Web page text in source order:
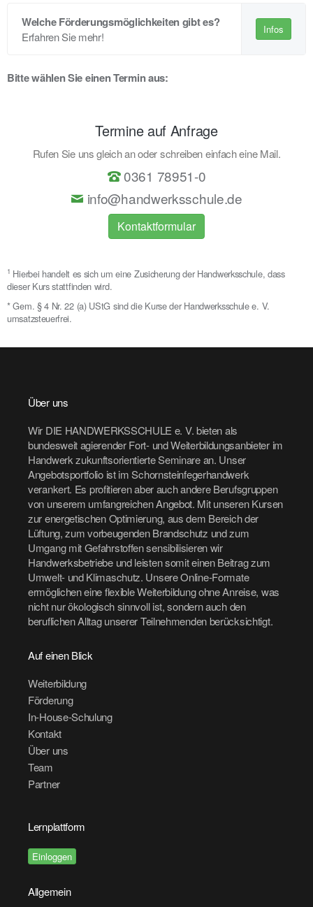
Welche Förderungsmöglichkeiten gibt es?
Erfahren Sie mehr!
Infos
Bitte wählen Sie einen Termin aus:
Termine auf Anfrage
Rufen Sie uns gleich an oder schreiben einfach eine Mail.
0361 78951-0
info@handwerksschule.de
Kontaktformular
1 Hierbei handelt es sich um eine Zusicherung der Handwerksschule, dass
dieser Kurs stattfinden wird.
* Gem. § 4 Nr. 22 (a) UStG sind die Kurse der Handwerksschule e. V.
umsatzsteuerfrei.
Über uns
Wir DIE HANDWERKSSCHULE e. V. bieten als
bundesweit agierender Fort- und Weiterbildungsanbieter im
Handwerk zukunftsorientierte Seminare an. Unser
Angebotsportfolio ist im Schornsteinfegerhandwerk
verankert. Es profitieren aber auch andere Berufsgruppen
von unserem umfangreichen Angebot. Mit unseren Kursen
zur energetischen Optimierung, aus dem Bereich der
Lüftung, zum vorbeugenden Brandschutz und zum
Umgang mit Gefahrstoffen sensibilisieren wir
Handwerksbetriebe und leisten somit einen Beitrag zum
Umwelt- und Klimaschutz. Unsere Online-Formate
ermöglichen eine flexible Weiterbildung ohne Anreise, was
nicht nur ökologisch sinnvoll ist, sondern auch den
beruflichen Alltag unserer Teilnehmenden berücksichtigt.
Auf einen Blick
Weiterbildung
Förderung
In-House-Schulung
Kontakt
Über uns
Team
Partner
Lernplattform
Einloggen
Allgemein